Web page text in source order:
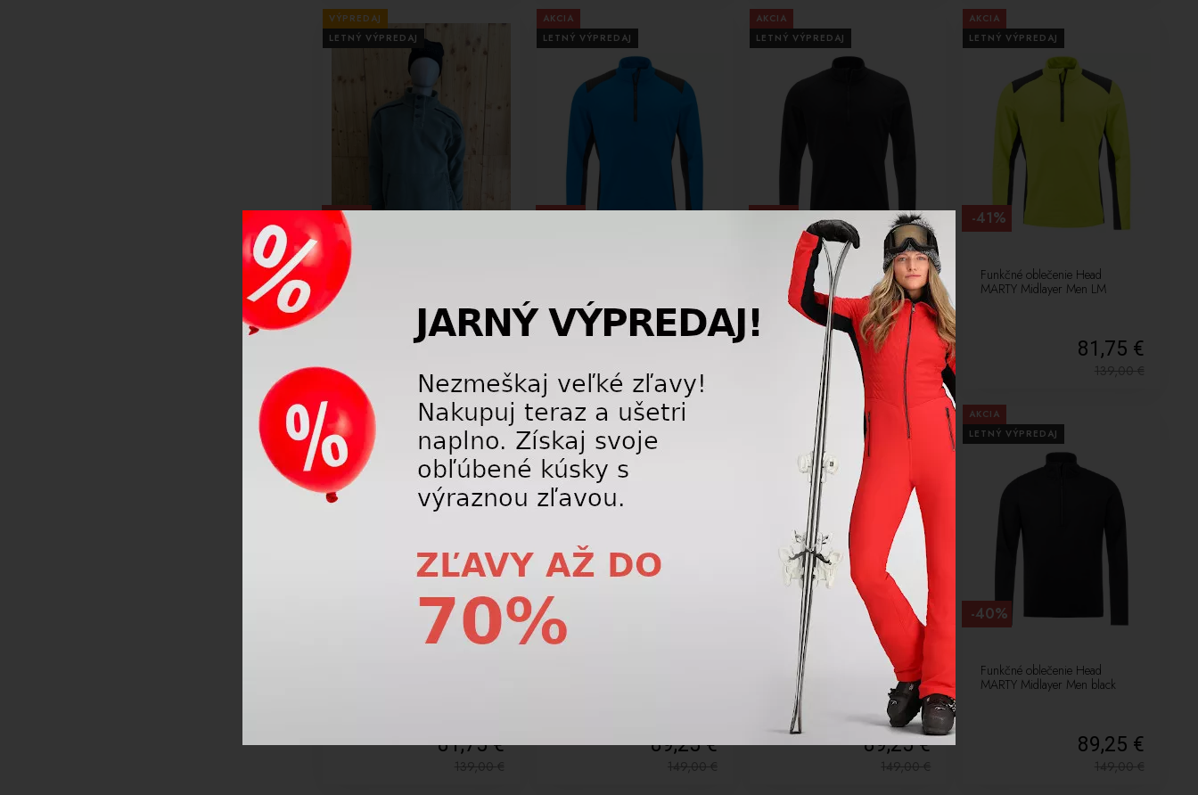
VÝPREDAJ
LETNÝ VÝPREDAJ
Funkčné oblečenie Head Rebels
Sweatshirt Men TY
€
-52%
AKCIA
LETNÝ VÝPREDAJ
139,00
AKCIA
LETNÝ VÝPREDAJ
Funkčné oblečenie Head
MARTY Midlayer Men BK
81,75 €
139,00
AKCIA
LETNÝ VÝPREDAJ
Funkčné oblečenie Head
MARTY Midlayer Men LM
81,75 €
139,00€
-41%
AKCIA
LETNÝ VÝPREDAJ
81,75 €
139,00€
AKCIA
LETNÝ VÝPREDAJ
89,25 €
149,00€
-40%
LETNÝ VÝPREDAJ
Funkčné oblečenie Head
MARTY Midlayer Men lime
89,25 €
149,00€
AKCIA
LETNÝ VÝPREDAJ
Funkčné oblečenie Head
MARTY Midlayer Men black
89,25 €
149,00€
-40%